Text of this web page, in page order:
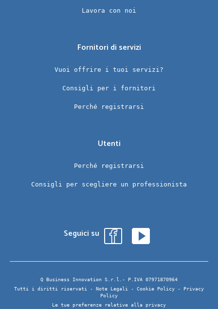
Lavora con noi
Fornitori di servizi
Vuoi offrire i tuoi servizi?
Consigli per i fornitori
Perché registrarsi
Utenti
Perché registrarsi
Consigli per scegliere un professionista
Seguici su
Q Business Innovation S.r.l.- P.IVA 07971870964
Tutti i diritti riservati - Note Legali - Cookie Policy - Privacy
Policy
Le tue preferenze relative alla privacy